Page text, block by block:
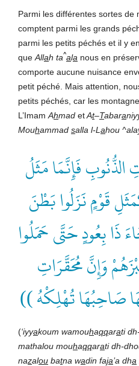
Parmi les différentes sortes de
comptent parmi les grands
parmi les petits péchés et il y
que Allah ta^ala nous en
comporte aucune nuisance
petit péché. Mais attention,
petits péchés, car les
L’Imam Ahmad etAt–Tabara
Mouhammad salla l-L ahou
فَإِنَّمَا مَثَلُ
قَوْمٍ نَزَلُوا بَطْنَ
ذَا بِعُودٍ حَتَّى حَمَلُوا
وَإِنَّ مُحَقَّرَاتِ
صَاحِبُهَا تُهْلِكْهُ ))
(‘iyyakoum wamouhaqqarati
mathalou mouhaqqarati dh-
nazalou batna wadin faja’a dha